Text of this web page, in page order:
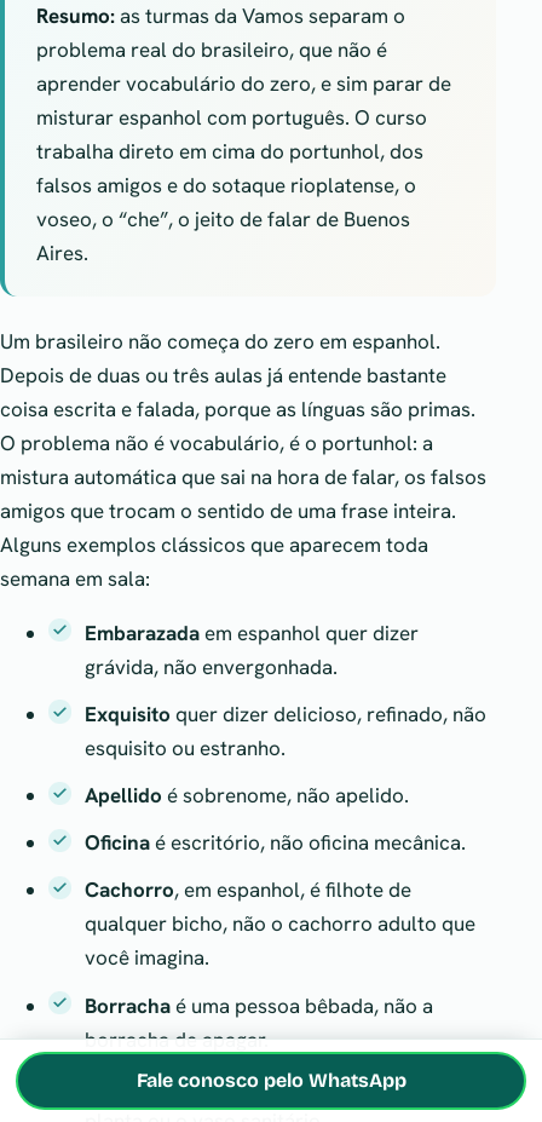
Resumo:as turmas da Vamos separam o
problema real do brasileiro, que não é
aprender vocabulário do zero, e sim parar de
misturar espanhol com português. O curso
trabalha direto em cima do portunhol, dos
falsos amigos e do sotaque rioplatense, o
voseo, o “che”, o jeito de falar de Buenos
Aires.
Um brasileiro não começa do zero em espanhol.
Depois de duas ou três aulas já entende bastante
coisa escrita e falada, porque as línguas são primas.
O problema não é vocabulário, é o portunhol: a
mistura automática que sai na hora de falar, os falsos
amigos que trocam o sentido de uma frase inteira.
Alguns exemplos clássicos que aparecem toda
semana em sala:
Embarazadaem espanhol quer dizer
grávida, não envergonhada.
Exquisito quer dizer delicioso, refinado, não
esquisito ou estranho.
Apellido é sobrenome, não apelido.
Oficinaé escritório, não oficina mecânica.
Cachorro, em espanhol, é filhote de
qualquer bicho, não o cachorro adulto que
você imagina.
Borrachaé uma pessoa bêbada, não a
borracha de apagar.
é o copo de beber água, não o vaso de
Fale conosco pelo WhatsApp